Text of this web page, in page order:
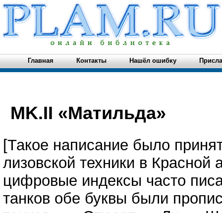
Главная Контакты Нашёл ошибку
MK.II «Матильда»
[Такое написание было
лизовской техники в
цифровые индексы часто
танков обе буквы были